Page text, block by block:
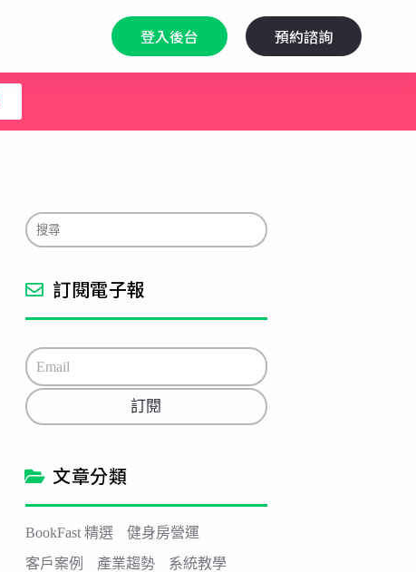
登入後台 預約諮詢
訂閱電子報
E
m
a
i
訂閱
文章分類
BookFast 精選
健身房營運
客戶案例
產業趨勢
系統教學